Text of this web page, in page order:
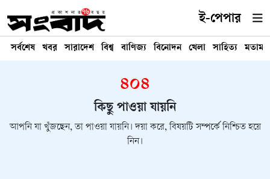
ই-পেপার
সর্বশেষ খবর সারাদেশ বিশ্ব বাণিজ্য বিনোদন খেলা সাহিত্য মতামত
৪০৪
কিছু পাওয়া যায়নি
আপনি যা খুঁজছেন, তা পাওয়া যায়নি। দয়া করে, বিষয়টি সম্পর্কে নিশ্চিত হয়ে
নিন।